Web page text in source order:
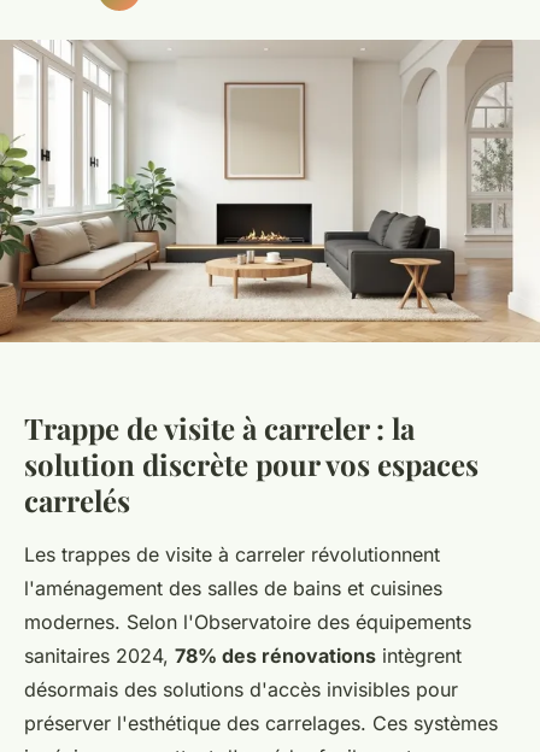
Trappe de visite à carreler : la
solution discrète pour vos espaces
carrelés
Les trappes de visite à carreler révolutionnent
l'aménagement des salles de bains et cuisines
modernes. Selon l'Observatoire des équipements
sanitaires 2024, 78% des rénovations intègrent
désormais des solutions d'accès invisibles pour
préserver l'esthétique des carrelages. Ces systèmes